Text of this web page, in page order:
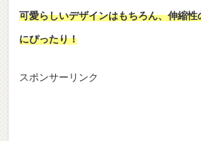
可愛らしいデザインはもちろん、伸縮
にぴったり！
スポンサーリンク